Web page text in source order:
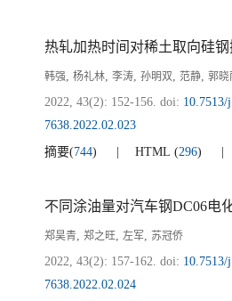
韩强, 杨礼林, 李涛, 孙明双, 范静, 郭晓
2022, 43(2): 152-156. doi: 10.7513/
7638.2022.02.023
摘要(744) HTML (296)
郑昊青, 郑之旺, 左军, 苏冠侨
2022, 43(2): 157-162. doi: 10.7513/
7638.2022.02.024